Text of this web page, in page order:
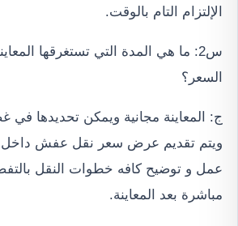
الإلتزام التام بالوقت.
س2: ما هي المدة التي تستغرقها
السعر؟
ويتم تقديم عرض سعر نقل عفش داخل
عمل و توضيح كافه خطوات النقل
مباشرة بعد المعاينة.